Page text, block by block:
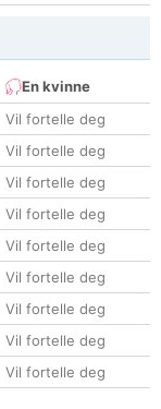
En kvinne
Vil fortelle deg
Vil fortelle deg
Vil fortelle deg
Vil fortelle deg
Vil fortelle deg
Vil fortelle deg
Vil fortelle deg
Vil fortelle deg
Vil fortelle deg